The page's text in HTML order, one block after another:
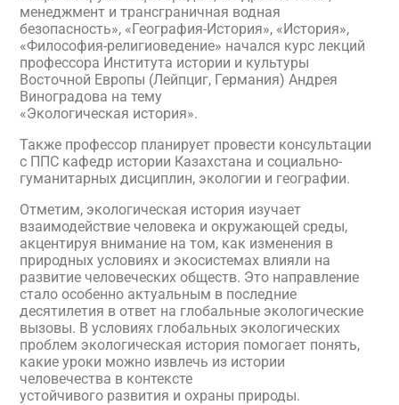
менеджмент и трансграничная водная
безопасность», «География-История», «История»,
«Философия-религиоведение» начался курс лекций
профессора Института истории и культуры
Восточной Европы (Лейпциг, Германия) Андрея
Виноградова на тему
«Экологическая история».
Также профессор планирует провести консультации
с ППС кафедр истории Казахстана и социально-
гуманитарных дисциплин, экологии и географии.
Отметим, экологическая история изучает
взаимодействие человека и окружающей среды,
акцентируя внимание на том, как изменения в
природных условиях и экосистемах влияли на
развитие человеческих обществ. Это направление
стало особенно актуальным в последние
десятилетия в ответ на глобальные экологические
вызовы. В условиях глобальных экологических
проблем экологическая история помогает понять,
какие уроки можно извлечь из истории
человечества в контексте
устойчивого развития и охраны природы.